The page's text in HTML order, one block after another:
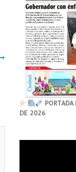
DE 2026